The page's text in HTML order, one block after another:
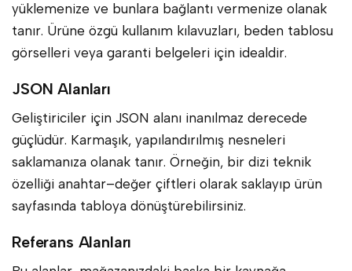
yüklemenize ve bunlara bağlantı vermenize olanak
tanır. Ürüne özgü kullanım kılavuzları, beden tablosu
görselleri veya garanti belgeleri için idealdir.
JSON Alanları
Geliştiriciler için JSON alanı inanılmaz derecede
güçlüdür. Karmaşık, yapılandırılmış nesneleri
saklamanıza olanak tanır. Örneğin, bir dizi teknik
özelliği anahtar–değer çiftleri olarak saklayıp ürün
sayfasında tabloya dönüştürebilirsiniz.
Referans Alanları